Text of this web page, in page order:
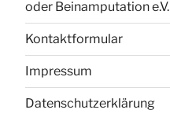
oder Beinamputation e.V.
Kontaktformular
Impressum
Datenschutzerklärung